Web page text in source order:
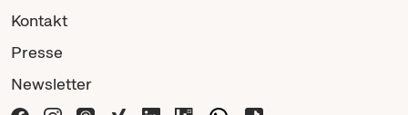
Kontakt
Presse
Newsletter